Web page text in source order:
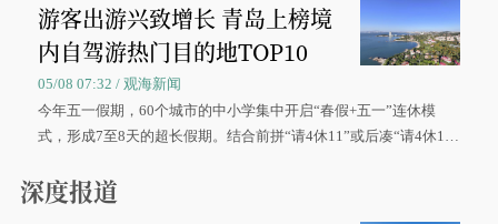
游客出游兴致增长 青岛上榜境
内自驾游热门目的地TOP10
05/08 07:32 / 观海新闻
今年五一假期，60个城市的中小学集中开启“春假+五一”连休模
式，形成7至8天的超长假期。结合前拼“请4休11”或后凑“请4休1
深度报道